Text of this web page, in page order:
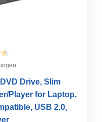
Drive, Slim
Player for Laptop,
USB 2.0,